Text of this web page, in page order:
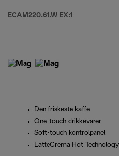
ECAM220.61.W EX:1
Den friskeste kaffe
One-touch drikkevarer
Soft-touch kontrolpanel
LatteCrema Hot Technology